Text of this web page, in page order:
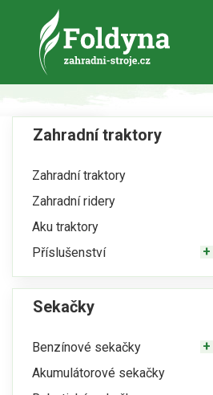
Zahradní traktory
Zahradní traktory
Zahradní ridery
Aku traktory
Příslušenství
Sekačky
Benzínové sekačky
Akumulátorové sekačky